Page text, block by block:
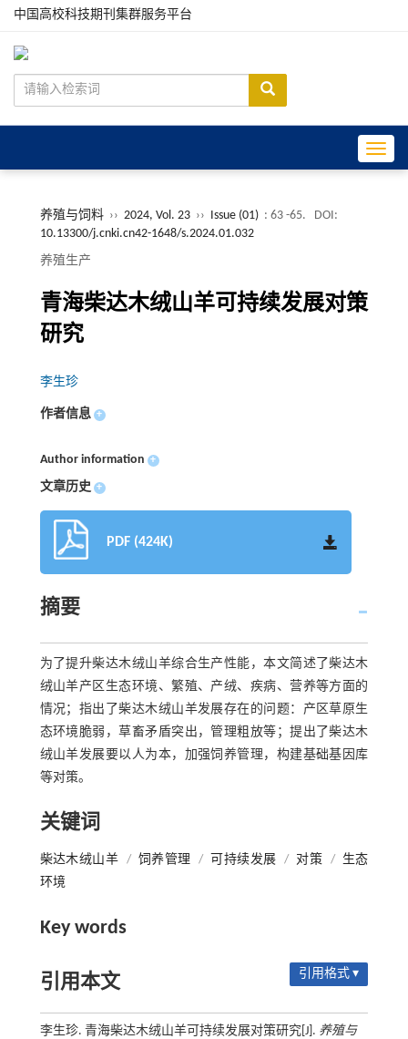
中国高校科技期刊集群服务平台
养殖与饲料 ›› 2024, Vol. 23 ›› Issue (01) : 63 -65.
DOI:
10.13300/j.cnki.cn42-1648/s.2024.01.032
养殖生产
青海柴达木绒山羊可持续发展对策
研究
李生珍
作者信息 +
Author information +
文章历史 +
PDF (424K)
摘要
为了提升柴达木绒山羊综合生产性能，本文简述了柴达木
绒山羊产区生态环境、繁殖、产绒、疾病、营养等方面的
情况；指出了柴达木绒山羊发展存在的问题：产区草原生
态环境脆弱，草畜矛盾突出，管理粗放等；提出了柴达木
绒山羊发展要以人为本，加强饲养管理，构建基础基因库
等对策。
关键词
柴达木绒山羊 / 饲养管理 / 可持续发展 / 对策 / 生态
环境
Key words
引用本文 引用格式 ▾
李生珍. 青海柴达木绒山羊可持续发展对策研究[J]. 养殖与